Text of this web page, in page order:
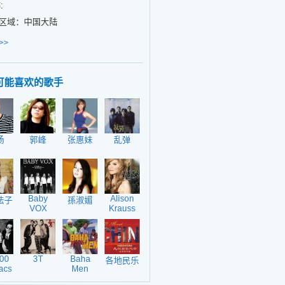
域：中国大陆
能喜欢的歌手
郭峰 张惠妹 乱弹
子
Baby
VOX
孫淑媚
Alison
Krauss
3T
Baha
Men
各地民乐